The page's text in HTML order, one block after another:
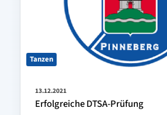
Tanzen
13.12.2021
Erfolgreiche DTSA-Prüfung